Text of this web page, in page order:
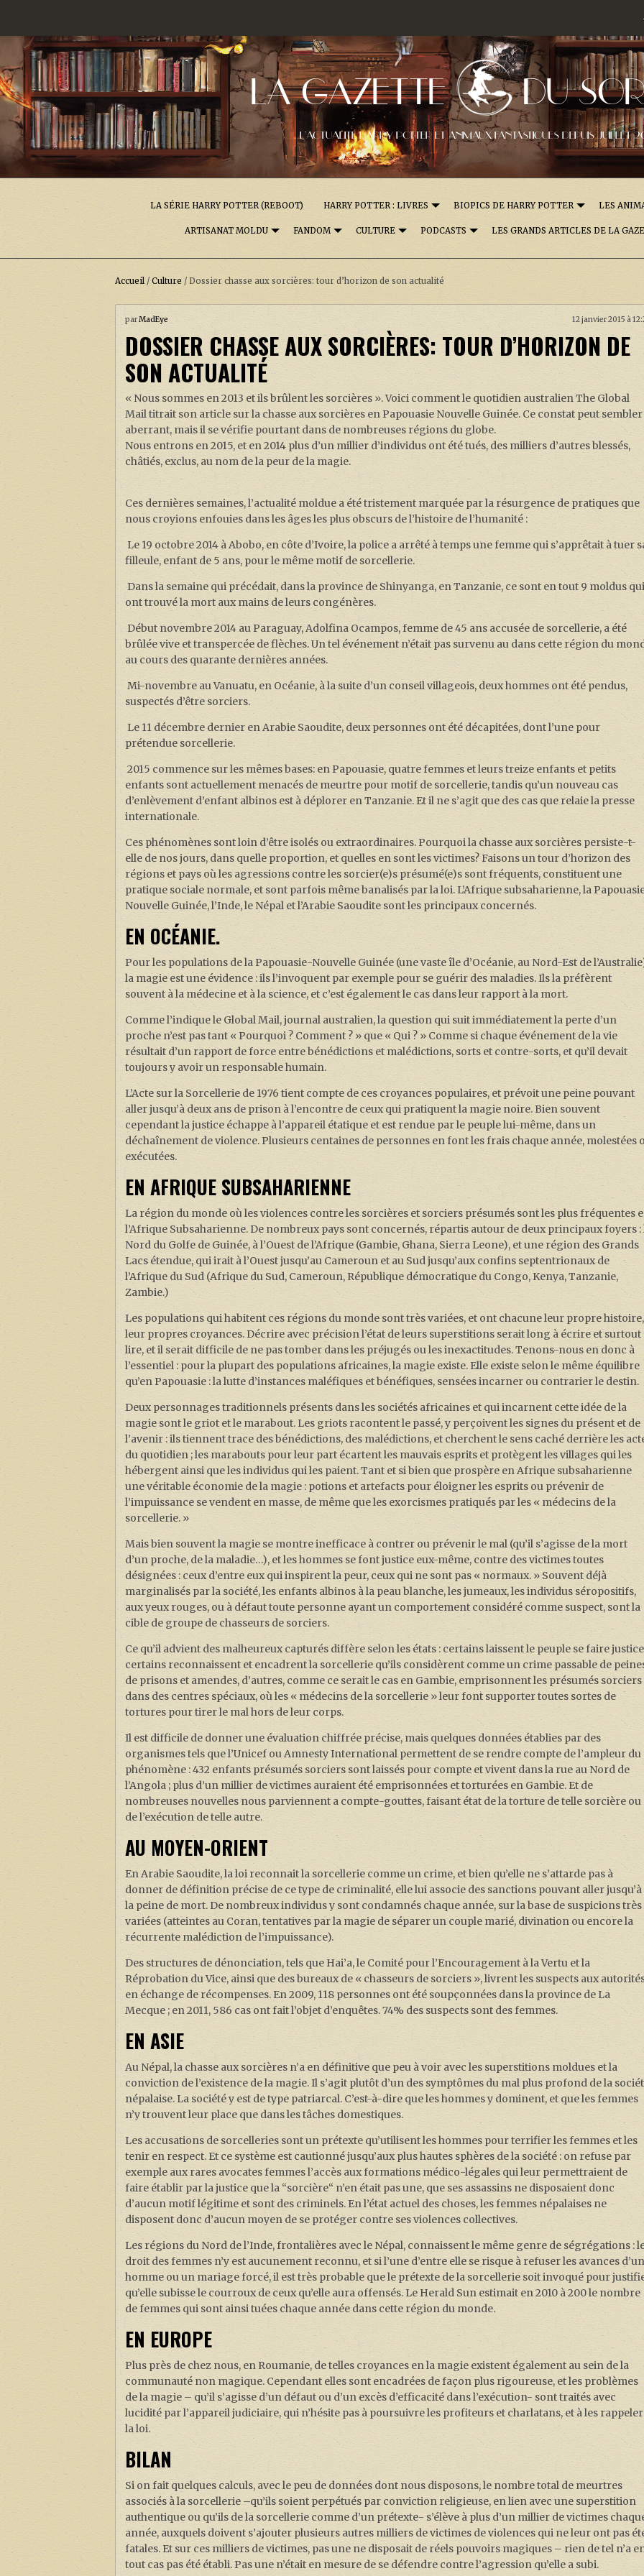
LA GAZETTE DU
L'ACTUALITÉ HARRY POTTER ET ANIMAUX FANTASTIQUES DEPUIS JUILLET
LA SÉRIE HARRY POTTER (REBOOT) HARRY POTTER : LIVRES BIOPICS DE HARRY POTTER LES
ARTISANAT MOLDU FANDOM CULTURE PODCASTS LES GRANDS ARTICLES DE LA
Accueil /Culture /Dossier chasse aux sorcières: tour d’horizon de son actualité
parMadEye 12 janvier 2015 à
DOSSIER CHASSE AUX SORCIÈRES: TOUR D’HORIZON DE
SON ACTUALITÉ
« Nous sommes en 2013 et ils brûlent les sorcières ». Voici comment le quotidien australien The Global
Mail titrait son article sur la chasse aux sorcières en Papouasie Nouvelle Guinée. Ce constat peut sembler
aberrant, mais il se vérifie pourtant dans de nombreuses régions du globe.
Nous entrons en 2015, et en 2014 plus d’un millier d’individus ont été tués, des milliers d’autres blessés,
châtiés, exclus, au nom de la peur de la magie.
Ces dernières semaines, l’actualité moldue a été tristement marquée par la résurgence de pratiques que
nous croyions enfouies dans les âges les plus obscurs de l’histoire de l’humanité :
Le 19 octobre 2014 à Abobo, en côte d’Ivoire, la police a arrêté à temps une femme qui s’apprêtait à tuer
filleule, enfant de 5 ans, pour le même motif de sorcellerie.
Dans la semaine qui précédait, dans la province de Shinyanga, en Tanzanie, ce sont en tout 9 moldus
ont trouvé la mort aux mains de leurs congénères.
Début novembre 2014 au Paraguay, Adolfina Ocampos, femme de 45 ans accusée de sorcellerie, a été
brûlée vive et transpercée de flèches. Un tel événement n’était pas survenu au dans cette région du
au cours des quarante dernières années.
Mi-novembre au Vanuatu, en Océanie, à la suite d’un conseil villageois, deux hommes ont été pendus,
suspectés d’être sorciers.
Le 11 décembre dernier en Arabie Saoudite, deux personnes ont été décapitées, dont l’une pour
prétendue sorcellerie.
2015 commence sur les mêmes bases: en Papouasie, quatre femmes et leurs treize enfants et petits
enfants sont actuellement menacés de meurtre pour motif de sorcellerie, tandis qu’un nouveau cas
d’enlèvement d’enfant albinos est à déplorer en Tanzanie. Et il ne s’agit que des cas que relaie la presse
internationale.
Ces phénomènes sont loin d’être isolés ou extraordinaires. Pourquoi la chasse aux sorcières persiste-t-
elle de nos jours, dans quelle proportion, et quelles en sont les victimes? Faisons un tour d’horizon des
régions et pays où les agressions contre les sorcier(e)s présumé(e)s sont fréquents, constituent une
pratique sociale normale, et sont parfois même banalisés par la loi. L’Afrique subsaharienne, la
Nouvelle Guinée, l’Inde, le Népal et l’Arabie Saoudite sont les principaux concernés.
EN OCÉANIE.
Pour les populations de la Papouasie-Nouvelle Guinée (une vaste île d’Océanie, au Nord-Est de
la magie est une évidence : ils l’invoquent par exemple pour se guérir des maladies. Ils la préfèrent
souvent à la médecine et à la science, et c’est également le cas dans leur rapport à la mort.
Comme l’indique le Global Mail, journal australien, la question qui suit immédiatement la perte d’un
proche n’est pas tant « Pourquoi ? Comment ? » que « Qui ? » Comme si chaque événement de la vie
résultait d’un rapport de force entre bénédictions et malédictions, sorts et contre-sorts, et qu’il devait
toujours y avoir un responsable humain.
L’Acte sur la Sorcellerie de 1976 tient compte de ces croyances populaires, et prévoit une peine pouvant
aller jusqu’à deux ans de prison à l’encontre de ceux qui pratiquent la magie noire. Bien souvent
cependant la justice échappe à l’appareil étatique et est rendue par le peuple lui-même, dans un
déchaînement de violence. Plusieurs centaines de personnes en font les frais chaque année, molestées
exécutées.
EN AFRIQUE SUBSAHARIENNE
La région du monde où les violences contre les sorcières et sorciers présumés sont les plus fréquentes
l’Afrique Subsaharienne. De nombreux pays sont concernés, répartis autour de deux principaux foyers :
Nord du Golfe de Guinée, à l’Ouest de l’Afrique (Gambie, Ghana, Sierra Leone), et une région des Grands
Lacs étendue, qui irait à l’Ouest jusqu’au Cameroun et au Sud jusqu’aux confins septentrionaux de
l’Afrique du Sud (Afrique du Sud, Cameroun, République démocratique du Congo, Kenya, Tanzanie,
Zambie.)
Les populations qui habitent ces régions du monde sont très variées, et ont chacune leur propre histoire,
leur propres croyances. Décrire avec précision l’état de leurs superstitions serait long à écrire et surtout
lire, et il serait difficile de ne pas tomber dans les préjugés ou les inexactitudes. Tenons-nous en donc à
l’essentiel : pour la plupart des populations africaines, la magie existe. Elle existe selon le même équilibre
qu’en Papouasie : la lutte d’instances maléfiques et bénéfiques, sensées incarner ou contrarier le destin.
Deux personnages traditionnels présents dans les sociétés africaines et qui incarnent cette idée de la
magie sont le griot et le marabout. Les griots racontent le passé, y perçoivent les signes du présent et de
l’avenir : ils tiennent trace des bénédictions, des malédictions, et cherchent le sens caché derrière les
du quotidien ; les marabouts pour leur part écartent les mauvais esprits et protègent les villages qui les
hébergent ainsi que les individus qui les paient. Tant et si bien que prospère en Afrique subsaharienne
une véritable économie de la magie : potions et artefacts pour éloigner les esprits ou prévenir de
l’impuissance se vendent en masse, de même que les exorcismes pratiqués par les « médecins de la
sorcellerie. »
Mais bien souvent la magie se montre inefficace à contrer ou prévenir le mal (qu’il s’agisse de la mort
d’un proche, de la maladie…), et les hommes se font justice eux-même, contre des victimes toutes
désignées : ceux d’entre eux qui inspirent la peur, ceux qui ne sont pas « normaux. » Souvent déjà
marginalisés par la société, les enfants albinos à la peau blanche, les jumeaux, les individus séropositifs,
aux yeux rouges, ou à défaut toute personne ayant un comportement considéré comme suspect, sont la
cible de groupe de chasseurs de sorciers.
Ce qu’il advient des malheureux capturés diffère selon les états : certains laissent le peuple se faire
certains reconnaissent et encadrent la sorcellerie qu’ils considèrent comme un crime passable de
de prisons et amendes, d’autres, comme ce serait le cas en Gambie, emprisonnent les présumés sorciers
dans des centres spéciaux, où les « médecins de la sorcellerie » leur font supporter toutes sortes de
tortures pour tirer le mal hors de leur corps.
Il est difficile de donner une évaluation chiffrée précise, mais quelques données établies par des
organismes tels que l’Unicef ou Amnesty International permettent de se rendre compte de l’ampleur du
phénomène : 432 enfants présumés sorciers sont laissés pour compte et vivent dans la rue au Nord de
l’Angola ; plus d’un millier de victimes auraient été emprisonnées et torturées en Gambie. Et de
nombreuses nouvelles nous parviennent a compte-gouttes, faisant état de la torture de telle sorcière ou
de l’exécution de telle autre.
AU MOYEN-ORIENT
En Arabie Saoudite, la loi reconnait la sorcellerie comme un crime, et bien qu’elle ne s’attarde pas à
donner de définition précise de ce type de criminalité, elle lui associe des sanctions pouvant aller jusqu’à
la peine de mort. De nombreux individus y sont condamnés chaque année, sur la base de suspicions très
variées (atteintes au Coran, tentatives par la magie de séparer un couple marié, divination ou encore la
récurrente malédiction de l’impuissance).
Des structures de dénonciation, tels que Hai’a, le Comité pour l’Encouragement à la Vertu et la
Réprobation du Vice, ainsi que des bureaux de « chasseurs de sorciers », livrent les suspects aux
en échange de récompenses. En 2009, 118 personnes ont été soupçonnées dans la province de La
Mecque ; en 2011, 586 cas ont fait l’objet d’enquêtes. 74% des suspects sont des femmes.
EN ASIE
Au Népal, la chasse aux sorcières n’a en définitive que peu à voir avec les superstitions moldues et la
conviction de l’existence de la magie. Il s’agit plutôt d’un des symptômes du mal plus profond de la
népalaise. La société y est de type patriarcal. C’est-à-dire que les hommes y dominent, et que les femmes
n’y trouvent leur place que dans les tâches domestiques.
Les accusations de sorcelleries sont un prétexte qu’utilisent les hommes pour terrifier les femmes et les
tenir en respect. Et ce système est cautionné jusqu’aux plus hautes sphères de la société : on refuse par
exemple aux rares avocates femmes l’accès aux formations médico-légales qui leur permettraient de
faire établir par la justice que la “sorcière“ n’en était pas une, que ses assassins ne disposaient donc
d’aucun motif légitime et sont des criminels. En l’état actuel des choses, les femmes népalaises ne
disposent donc d’aucun moyen de se protéger contre ses violences collectives.
Les régions du Nord de l’Inde, frontalières avec le Népal, connaissent le même genre de ségrégations :
droit des femmes n’y est aucunement reconnu, et si l’une d’entre elle se risque à refuser les avances
homme ou un mariage forcé, il est très probable que le prétexte de la sorcellerie soit invoqué pour
qu’elle subisse le courroux de ceux qu’elle aura offensés. Le Herald Sun estimait en 2010 à 200 le nombre
de femmes qui sont ainsi tuées chaque année dans cette région du monde.
EN EUROPE
Plus près de chez nous, en Roumanie, de telles croyances en la magie existent également au sein de la
communauté non magique. Cependant elles sont encadrées de façon plus rigoureuse, et les problèmes
de la magie – qu’il s’agisse d’un défaut ou d’un excès d’efficacité dans l’exécution- sont traités avec
lucidité par l’appareil judiciaire, qui n’hésite pas à poursuivre les profiteurs et charlatans, et à les
la loi.
BILAN
Si on fait quelques calculs, avec le peu de données dont nous disposons, le nombre total de meurtres
associés à la sorcellerie –qu’ils soient perpétués par conviction religieuse, en lien avec une superstition
authentique ou qu’ils de la sorcellerie comme d’un prétexte- s’élève à plus d’un millier de victimes
année, auxquels doivent s’ajouter plusieurs autres milliers de victimes de violences qui ne leur ont pas
fatales. Et sur ces milliers de victimes, pas une ne disposait de réels pouvoirs magiques – rien de tel n’a
tout cas pas été établi. Pas une n’était en mesure de se défendre contre l’agression qu’elle a subi.